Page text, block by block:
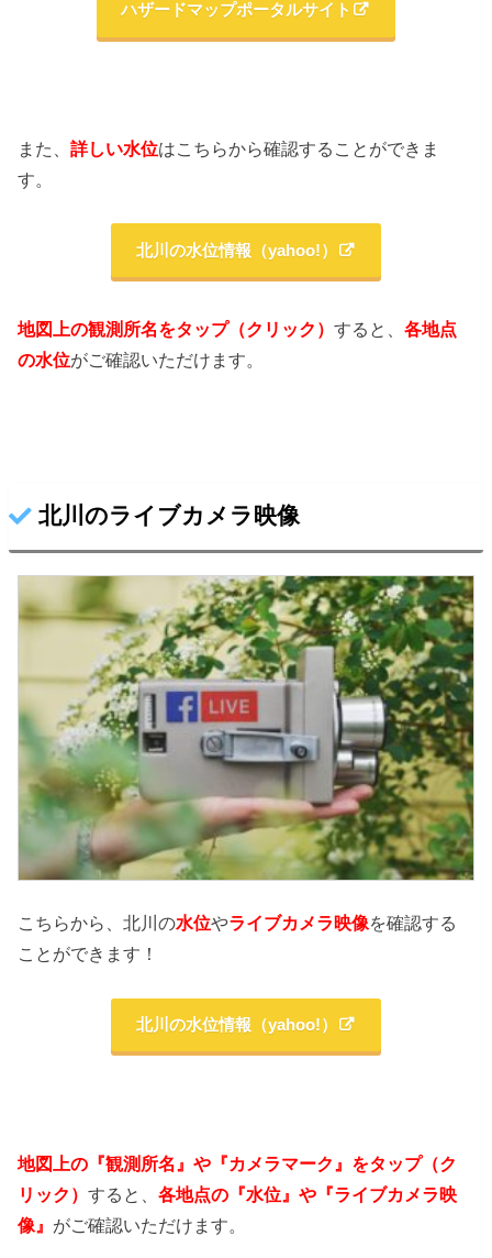
ハザードマップポータルサイト
また、詳しい水位はこちらから確認することができま
す。
北川の水位情報（yahoo!）
地図上の観測所名をタップ（クリック）すると、各地点
の水位がご確認いただけます。
北川のライブカメラ映像
こちらから、北川の水位やライブカメラ映像を確認する
ことができます！
北川の水位情報（yahoo!）
地図上の『観測所名』や『カメラマーク』をタップ（ク
リック）すると、各地点の『水位』や『ライブカメラ映
像』 がご確認いただけます。